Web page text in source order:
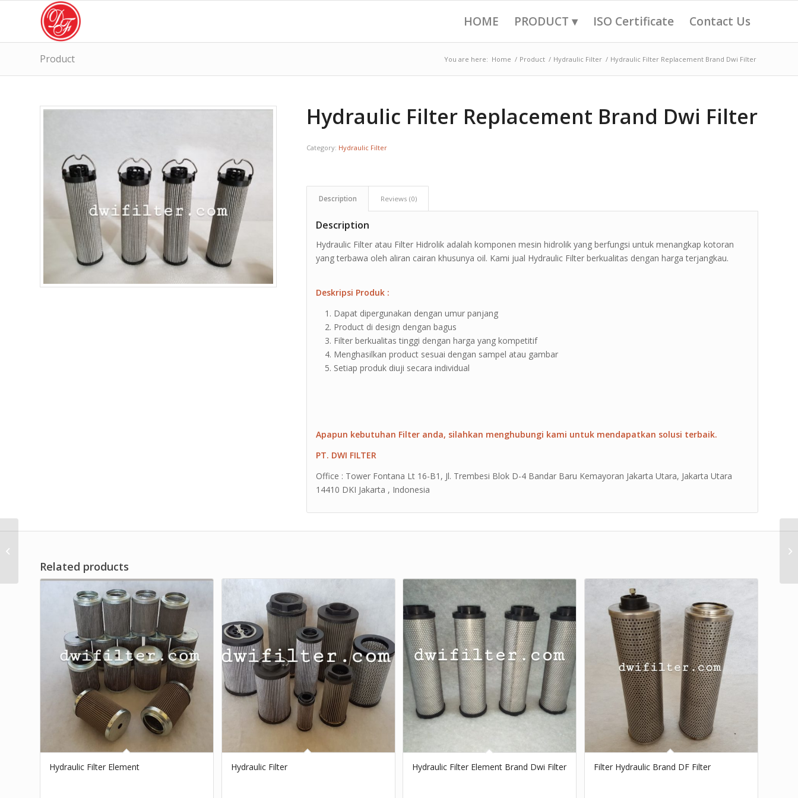
HOME PRODUCT ▾ ISO Certificate Contact Us
Product You are here: Home / Product / Hydraulic Filter / Hydraulic Filter Replacement Brand Dwi Filter
Hydraulic Filter Replacement Brand Dwi Filter
Category: Hydraulic Filter
Description Reviews (0)
Description
Hydraulic Filter atau Filter Hidrolik adalah komponen mesin hidrolik yang berfungsi untuk menangkap kotoran
yang terbawa oleh aliran cairan khusunya oil. Kami jual Hydraulic Filter berkualitas dengan harga terjangkau.
Deskripsi Produk :
Dapat dipergunakan dengan umur panjang
Product di design dengan bagus
Filter berkualitas tinggi dengan harga yang kompetitif
Menghasilkan product sesuai dengan sampel atau gambar
Setiap produk diuji secara individual
Apapun kebutuhan Filter anda, silahkan menghubungi kami untuk mendapatkan solusi terbaik.
PT. DWI FILTER
Office : Tower Fontana Lt 16-B1, Jl. Trembesi Blok D-4 Bandar Baru Kemayoran Jakarta Utara, Jakarta Utara
14410 DKI Jakarta , Indonesia
Related products
Hydraulic Filter Element Hydraulic Filter Hydraulic Filter Element Brand Dwi Filter Filter Hydraulic Brand DF Filter